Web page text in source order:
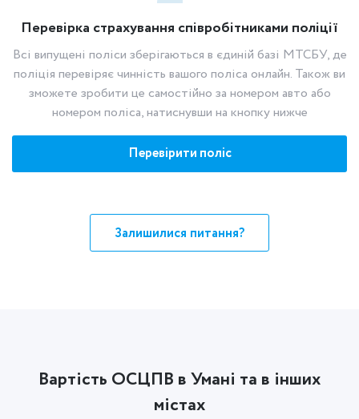
Перевірка страхування співробітниками поліції
Всі випущені поліси зберігаються в єдиній базі МТСБУ, де
поліція перевіряє чинність вашого поліса онлайн. Також ви
зможете зробити це самостійно за номером авто або
номером поліса, натиснувши на кнопку нижче
Перевірити поліс
Залишилися питання?
Вартість ОСЦПВ в Умані та в інших
містах